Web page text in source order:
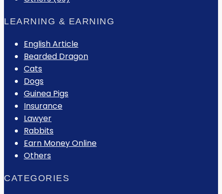
LEARNING & EARNING
English Article
Bearded Dragon
Cats
Dogs
Guinea Pigs
Insurance
Lawyer
Rabbits
Earn Money Online
Others
CATEGORIES